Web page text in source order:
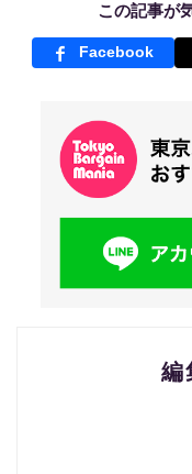
この記事が
Facebook
編